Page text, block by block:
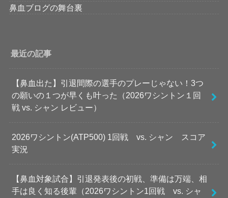
鼻血ブログの舞台裏
最近の記事
【鼻血出た】引退間際の選手のプレーじゃない！3つ
の願いの１つが早くも叶った（2026ワシントン１回
戦 vs. シャン レビュー）
2026ワシントン(ATP500) 1回戦 vs. シャン スコア
実況
【鼻血対象試合】引退発表後の初戦、準備は万端、相
手は良く知る後輩（2026ワシントン1回戦 vs. シャ